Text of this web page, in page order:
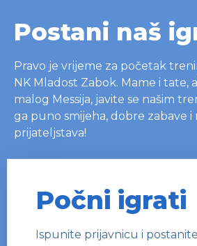
Postani naš
Pravo je vrijeme za početak
NK Mladost Zabok. Mame i tate,
malog Messija, javite se našim
ga puno smijeha, dobre zabave i
prijateljstava!
Počni igrati
Ispunite prijavnicu i